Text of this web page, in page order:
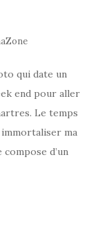
qui date un
end pour aller
Le temps
ma
d’un